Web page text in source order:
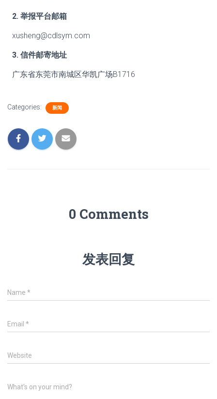
2. 举报平台邮箱
xusheng@cdlsym.com
3. 信件邮寄地址
广东省东莞市南城区华凯广场B1716
Categories: 新闻
0 Comments
发表回复
Name *
Email *
Website
What's on your mind?